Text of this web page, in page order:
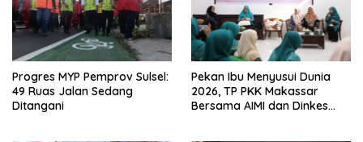
Progres MYP Pemprov Sulsel:
49 Ruas Jalan Sedang
Ditangani
Pekan Ibu Menyusui Dunia
2026, TP PKK Makassar
Bersama AIMI dan Dinkes